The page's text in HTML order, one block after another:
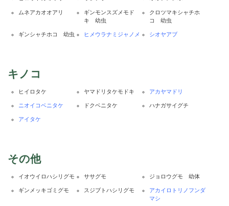
ムネアカオオアリ
ギンモンスズメモド
キ 幼虫
クロツマキシャチホ
コ 幼虫
ギンシャチホコ 幼虫 ヒメウラナミジャノメ シオヤアブ
キノコ
ヒイロタケ ヤマドリタケモドキ アカヤマドリ
ニオイコベニタケ ドクベニタケ ハナガサイグチ
アイタケ
その他
イオウイロハシリグモ ササグモ ジョロウグモ 幼体
ギンメッキゴミグモ スジブトハシリグモ
アカイロトリノフンダ
マシ